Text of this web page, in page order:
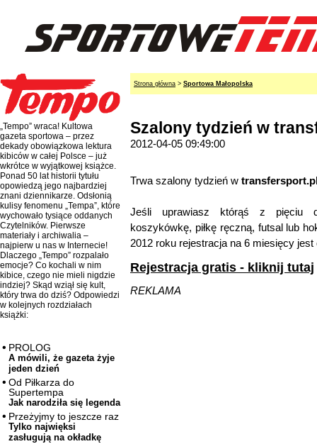
„Tempo” wraca! Kultowa
gazeta sportowa – przez
dekady obowiązkowa lektura
kibiców w całej Polsce – już
wkrótce w wyjątkowej książce.
Ponad 50 lat historii tytułu
opowiedzą jego najbardziej
znani dziennikarze. Odsłonią
kulisy fenomenu „Tempa”, które
wychowało tysiące oddanych
Czytelników. Pierwsze
materiały i archiwalia –
najpierw u nas w Internecie!
Dlaczego „Tempo” rozpalało
emocje? Co kochali w nim
kibice, czego nie mieli nigdzie
indziej? Skąd wziął się kult,
który trwa do dziś? Odpowiedzi
w kolejnych rozdziałach
książki:
PROLOG
A mówili, że gazeta żyje
jeden dzień
Od Piłkarza do
Supertempa
Jak narodziła się legenda
Przeżyjmy to jeszcze raz
Tylko najwięksi
zasługują na okładkę
Strona główna > Sportowa Małopolska
Szalony tydzień w
2012-04-05 09:49:00
Trwa szalony tydzień w
Jeśli uprawiasz którąś z pięciu
koszykówkę, piłkę ręczną, futsal lub
2012 roku rejestracja na 6 miesięcy jest
Rejestracja gratis - kliknij tutaj
REKLAMA